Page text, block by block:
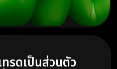
รดเป็นส่วนตัว